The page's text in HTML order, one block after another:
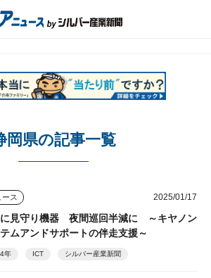
岡県の記事一覧
ース 2025/01/17
見守り機器 夜間巡回半減に ～キヤノン
ムアンドサポートの伴走支援～
年 ICT シルバー産業新聞